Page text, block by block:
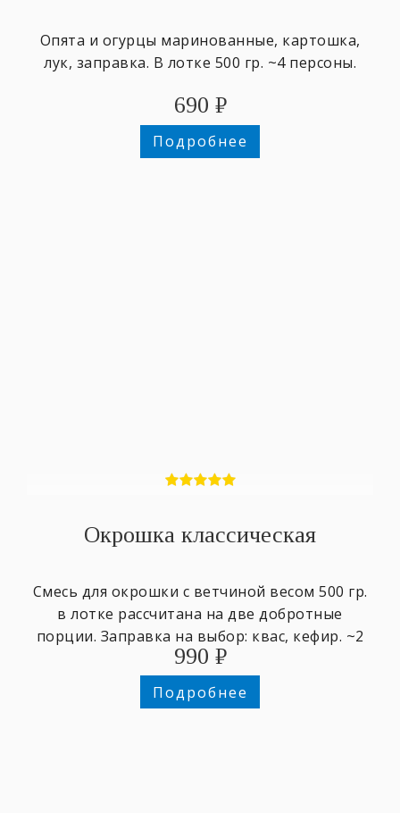
Опята и огурцы маринованные, картошка,
лук, заправка. В лотке 500 гр. ~4 персоны.
690 ₽
Подробнее
Окрошка классическая
Смесь для окрошки с ветчиной весом ​500 гр.
в лотке ​рассчитана на две добротные
порции. Заправка на выбор: квас, кефир. ~2
персоны.
990 ₽
Подробнее